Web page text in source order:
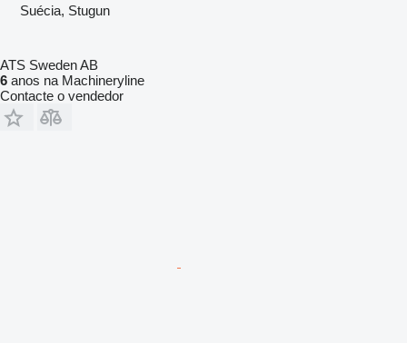
Suécia, Stugun
ATS Sweden AB
6 anos na Machineryline
Contacte o vendedor